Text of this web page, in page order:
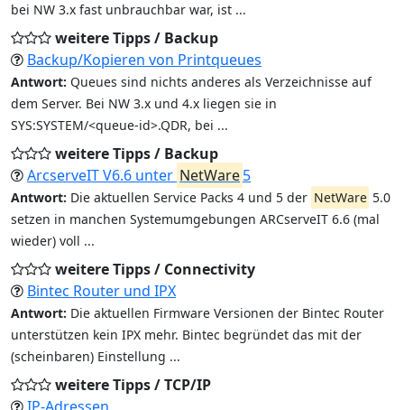
bei NW 3.x fast unbrauchbar war, ist ...
weitere Tipps / Backup
Backup/Kopieren von Printqueues
Antwort: Queues sind nichts anderes als Verzeichnisse auf
dem Server. Bei NW 3.x und 4.x liegen sie in
SYS:SYSTEM/<queue-id>.QDR, bei ...
weitere Tipps / Backup
ArcserveIT V6.6 unter NetWare5
Antwort: Die aktuellen Service Packs 4 und 5 der NetWare 5.0
setzen in manchen Systemumgebungen ARCserveIT 6.6 (mal
wieder) voll ...
weitere Tipps / Connectivity
Bintec Router und IPX
Antwort: Die aktuellen Firmware Versionen der Bintec Router
unterstützen kein IPX mehr. Bintec begründet das mit der
(scheinbaren) Einstellung ...
weitere Tipps / TCP/IP